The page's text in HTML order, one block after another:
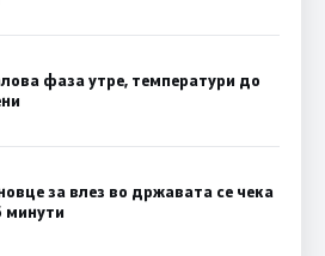
фаза утре, температури до
за влез во државата се чека
минути